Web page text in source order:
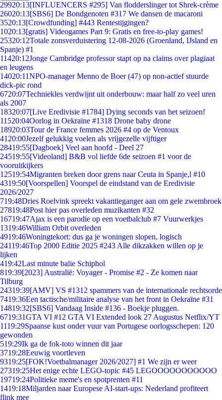
29920:13[INFLUENCERS #295] Van flodderslinger tot Shrek-crème
26020:13[SBS6] De Bondgenoten #317 We dansen de macaroni
3520:13[Crowdfunding] #443 Rentestijgingen?
1020:13[gratis] Videogames Part 9: Gratis en free-to-play games!
25320:12Totale zonsverduistering 12-08-2026 (Groenland, IJsland en
Spanje) #1
11420:12Jonge Cambridge professor stapt op na claims over plagiaat
en leugens
14020:11NPO-manager Menno de Boer (47) op non-actief stuurde
dick-pic rond
6720:07Techniekles verdwijnt uit onderbouw: maar half zo veel uren
als 2007
18320:07[Live Eredivisie #1784] Dying seconds van het seizoen!
11520:04Oorlog in Oekraïne #1318 Drone baby drone
18920:03Tour de France femmes 2026 #4 op de Ventoux
41 20:00Jezelf gelukkig voelen als vrijgezelle vijftiger
28419:55[Dagboek] Veel aan hoofd - Deel 27
24519:55[Videoland] B&B vol liefde 6de seizoen #1 voor de
vooruitkijkers
12519:54Migranten breken door grens naar Ceuta in Spanje,l #10
4319:50[Voorspellen] Voorspel de eindstand van de Eredivisie
2026/2027
719:48Dries Roelvink spreekt vakantieganger aan om gele zwembroek
27819:48Post hier pas overleden muzikanten #32
16719:47Ajax is een parodie op een voetbalclub #7 Vuurwerkjes
1319:46William Orbit overleden
4919:46Woningtekort: dus ga je woningen slopen, logisch
24119:46Top 2000 Editie 2025 #243 Alle dikzakken willen op je
lijken
419:42Last minute balie Schiphol
819:39[2023] Australië: Voyager - Promise #2 - Ze komen naar
Tilburg
24319:39[AMV] VS #1312 spammers van de internationale rechtsorde
7419:36Een tactische/militaire analyse van het front in Oekraïne #31
14819:32[SBS6] Vandaag Inside #136 - Boekje pluggen.
6719:31GTA VI #12 GTA VI Extended look 27 Augustus Netflix/YT
1119:29Spaanse kust onder vuur van Portugese oorlogsschepen: 120
gewonden
519:29Ik ga de fok-toto winnen dit jaar
3719:28Eeuwig voortleven
9319:25[FOK!Voetbalmanager 2026/2027] #1 We zijn er weer
27319:25Het enige echte LEGO-topic #45 LEGOOOOOOOOOOO
19719:24Politieke meme's en spotprenten #11
1419:18Miljarden naar Europese AI-start-ups: Nederland profiteert
flink mee